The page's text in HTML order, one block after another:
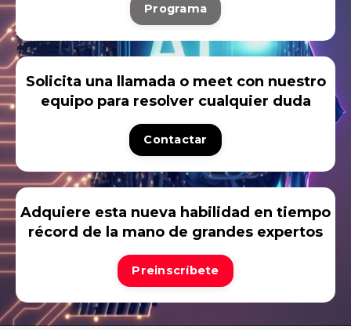
Programa
Solicita una llamada o meet con nuestro
equipo para resolver cualquier duda
Contactar
Adquiere esta nueva habilidad en tiempo
récord de la mano de grandes expertos
Preinscríbete